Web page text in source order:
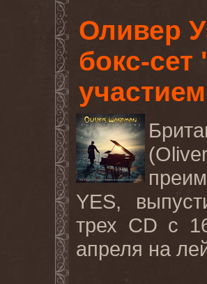
Оливер
бокс-
(
YES,
трех CD с
апреля на